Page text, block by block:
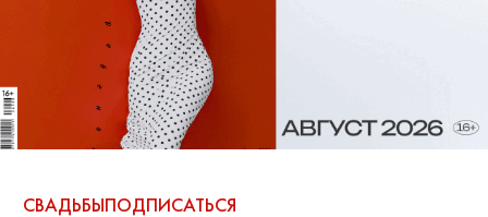
СВАДЬБЫПОДПИСАТЬСЯ